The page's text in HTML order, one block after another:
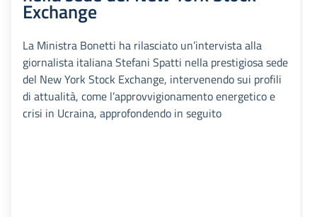
Exchange
La Ministra Bonetti ha rilasciato un’intervista alla
giornalista italiana Stefani Spatti nella prestigiosa sede
del New York Stock Exchange, intervenendo sui profili
di attualità, come l’approvvigionamento energetico e
crisi in Ucraina, approfondendo in seguito